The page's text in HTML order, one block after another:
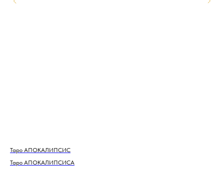
Таро АПОКАЛИПСИС
Таро АПОКАЛИПСИСА